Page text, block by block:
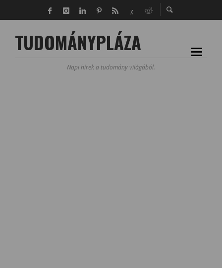
TUDOMÁNYPLÁZA
Napi hírek a tudomány világából.